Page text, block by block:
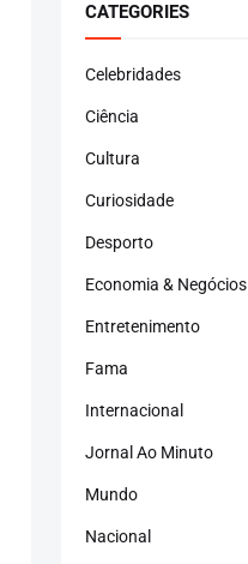
CATEGORIES
Celebridades
Ciência
Cultura
Curiosidade
Desporto
Economia & Negócios
Entretenimento
Fama
Internacional
Jornal Ao Minuto
Mundo
Nacional